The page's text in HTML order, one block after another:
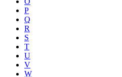
P
Q
R
S
T
U
V
W